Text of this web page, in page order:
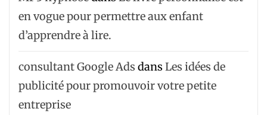
en vogue pour permettre aux enfant
d’apprendre à lire.
consultant Google Ads dans Les idées de
publicité pour promouvoir votre petite
entreprise